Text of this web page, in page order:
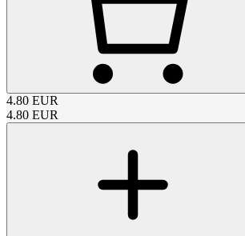
4.80 EUR
4.80 EUR